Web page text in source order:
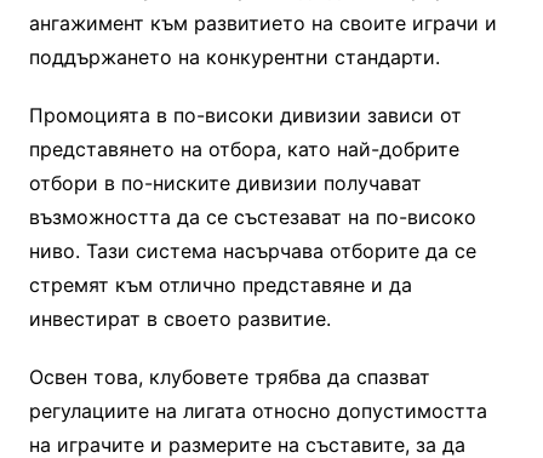
ангажимент към развитието на своите играчи и
поддържането на конкурентни стандарти.
Промоцията в по-високи дивизии зависи от
представянето на отбора, като най-добрите
отбори в по-ниските дивизии получават
възможността да се състезават на по-високо
ниво. Тази система насърчава отборите да се
стремят към отлично представяне и да
инвестират в своето развитие.
Освен това, клубовете трябва да спазват
регулациите на лигата относно допустимостта
на играчите и размерите на съставите, за да